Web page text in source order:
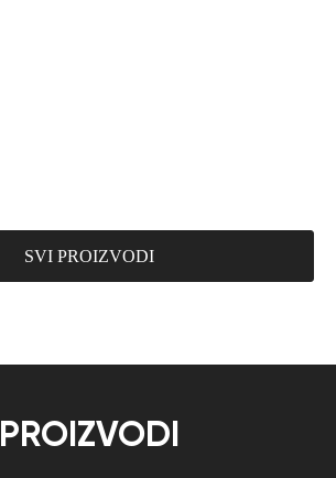
SVI PROIZVODI
PROIZVODI